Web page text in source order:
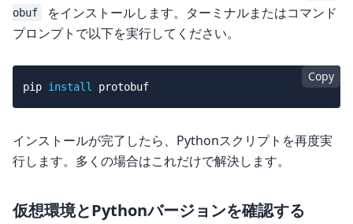
obuf
をインストールします。ターミナルまたはコマンド
プロンプトで以下を実行してください。
Copy
pip install protobuf
インストールが完了したら、Pythonスクリプトを再度実
行します。多くの場合はこれだけで解決します。
仮想環境とPythonバージョンを確認する